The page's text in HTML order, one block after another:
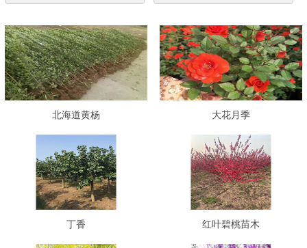
北海道黄杨 大花月季
丁香 红叶碧桃苗木